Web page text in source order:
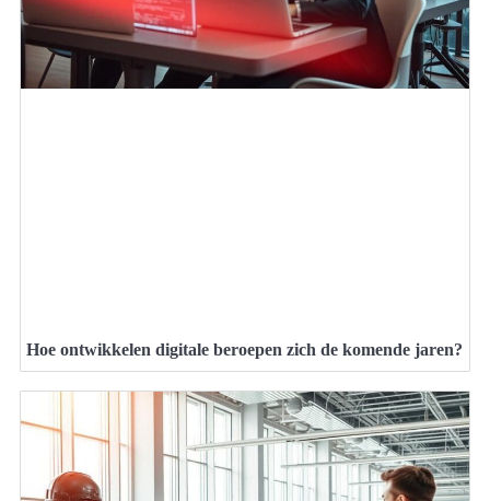
Hoe ontwikkelen digitale beroepen zich de komende jaren?